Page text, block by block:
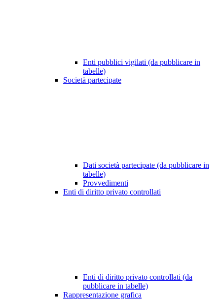
Enti pubblici vigilati (da pubblicare in
tabelle)
Società partecipate
Dati società partecipate (da pubblicare in
tabelle)
Provvedimenti
Enti di diritto privato controllati
Enti di diritto privato controllati (da
pubblicare in tabelle)
Rappresentazione grafica